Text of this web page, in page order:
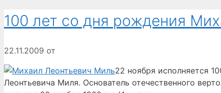
100 лет со дня рождения
22.11.2009 от
22 ноября исполняется
Леонтьевича Миля. Основатель отечественного